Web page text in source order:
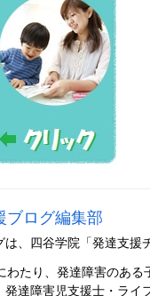
ブログ編集部
は、四谷学院「発達支援
わたり、発達障害のあ
発達障害児支援士・ライ